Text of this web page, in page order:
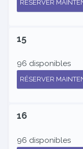
RÉSERVER
15
96 disponibles
RÉSERVER
16
96 disponibles